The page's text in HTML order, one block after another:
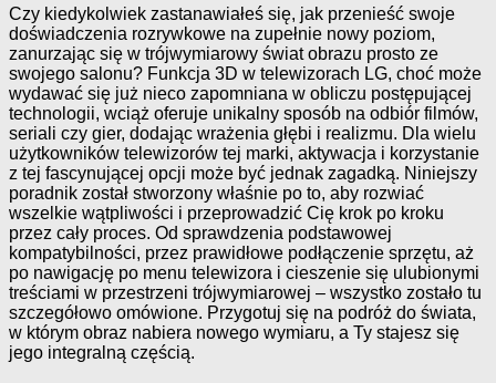
Czy kiedykolwiek zastanawiałeś się, jak przenieść swoje
doświadczenia rozrywkowe na zupełnie nowy poziom,
zanurzając się w trójwymiarowy świat obrazu prosto ze
swojego salonu? Funkcja 3D w telewizorach LG, choć może
wydawać się już nieco zapomniana w obliczu postępującej
technologii, wciąż oferuje unikalny sposób na odbiór filmów,
seriali czy gier, dodając wrażenia głębi i realizmu. Dla wielu
użytkowników telewizorów tej marki, aktywacja i korzystanie
z tej fascynującej opcji może być jednak zagadką. Niniejszy
poradnik został stworzony właśnie po to, aby rozwiać
wszelkie wątpliwości i przeprowadzić Cię krok po kroku
przez cały proces. Od sprawdzenia podstawowej
kompatybilności, przez prawidłowe podłączenie sprzętu, aż
po nawigację po menu telewizora i cieszenie się ulubionymi
treściami w przestrzeni trójwymiarowej – wszystko zostało tu
szczegółowo omówione. Przygotuj się na podróż do świata,
w którym obraz nabiera nowego wymiaru, a Ty stajesz się
jego integralną częścią.